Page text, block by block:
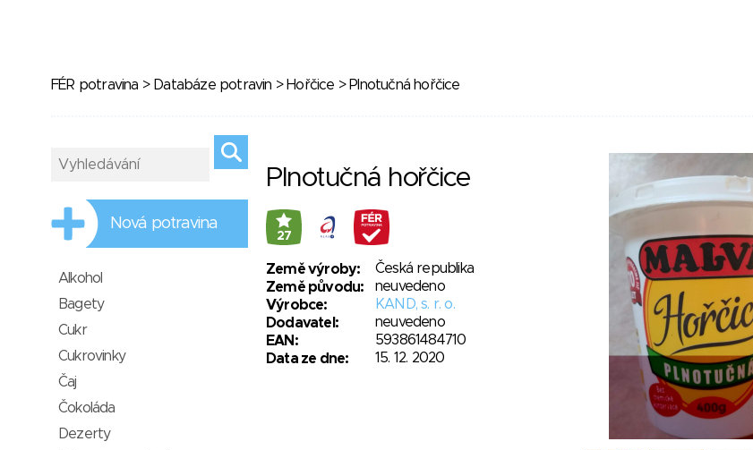
FÉR potravina > Databáze potravin > Hořčice > Plnotučná hořčice
Plnotučná hořčice
27
Země výroby:
Česká republika
Země původu:
neuvedeno
Výrobce:
KAND, s. r. o.
Dodavatel:
neuvedeno
EAN:
593861484710
Data ze dne:
15. 12. 2020
Nová potravina
Alkohol
Bagety
Cukr
Cukrovinky
Čaj
Čokoláda
Dezerty